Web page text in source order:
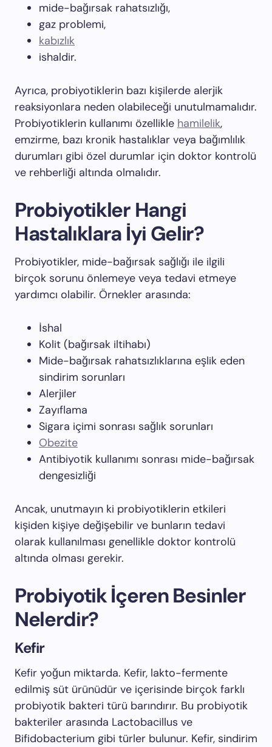
mide-bağırsak rahatsızlığı,
gaz problemi,
kabızlık
ishaldir.
Ayrıca, probiyotiklerin bazı kişilerde alerjik
reaksiyonlara neden olabileceği unutulmamalıdır.
Probiyotiklerin kullanımı özellikle hamilelik,
emzirme, bazı kronik hastalıklar veya bağımlılık
durumları gibi özel durumlar için doktor kontrolü
ve rehberliği altında olmalıdır.
Probiyotikler Hangi
Hastalıklara İyi Gelir?
Probiyotikler, mide-bağırsak sağlığı ile ilgili
birçok sorunu önlemeye veya tedavi etmeye
yardımcı olabilir. Örnekler arasında:
İshal
Kolit (bağırsak iltihabı)
Mide-bağırsak rahatsızlıklarına eşlik eden
sindirim sorunları
Alerjiler
Zayıflama
Sigara içimi sonrası sağlık sorunları
Obezite
Antibiyotik kullanımı sonrası mide-bağırsak
dengesizliği
Ancak, unutmayın ki probiyotiklerin etkileri
kişiden kişiye değişebilir ve bunların tedavi
olarak kullanılması genellikle doktor kontrolü
altında olması gerekir.
Probiyotik İçeren Besinler
Nelerdir?
Kefir
Kefir yoğun miktarda. Kefir, lakto-fermente
edilmiş süt ürünüdür ve içerisinde birçok farklı
probiyotik bakteri türü barındırır. Bu probiyotik
bakteriler arasında Lactobacillus ve
Bifidobacterium gibi türler bulunur. Kefir, sindirim